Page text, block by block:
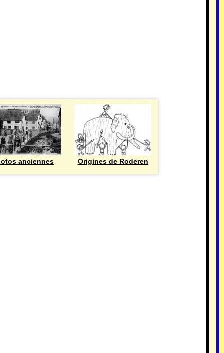
anciennes Origines de Roderen